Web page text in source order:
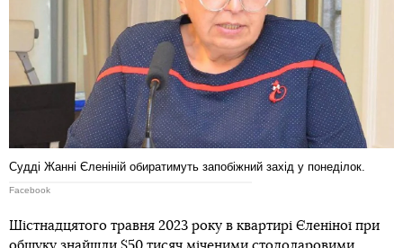
Судді Жанні Єленіній обиратимуть запобіжний захід у понеділок.
Facebook
Шістнадцятого травня 2023 року в квартирі Єленіної при